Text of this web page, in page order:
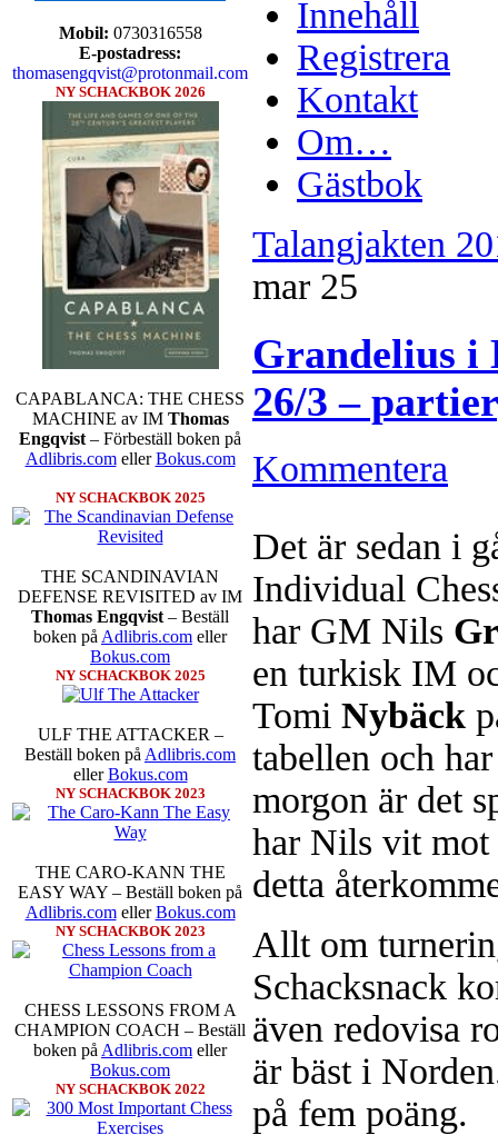
Mobil: 0730316558
E-postadress:
thomasengqvist@protonmail.com
NY SCHACKBOK 2026
CAPABLANCA: THE CHESS
MACHINE av IM Thomas
Engqvist – Förbeställ boken på
Adlibris.comellerBokus.com
NY SCHACKBOK 2025
THE SCANDINAVIAN
DEFENSE REVISITED av IM
Thomas Engqvist – Beställ
boken på Adlibris.com eller
Bokus.com
NY SCHACKBOK 2025
ULF THE ATTACKER –
Beställ boken på Adlibris.com
ellerBokus.com
NY SCHACKBOK 2023
THE CARO-KANN THE
EASY WAY – Beställ boken på
Adlibris.comellerBokus.com
NY SCHACKBOK 2023
CHESS LESSONS FROM A
CHAMPION COACH – Beställ
boken på Adlibris.com eller
Bokus.com
NY SCHACKBOK 2022
Innehåll
Registrera
Kontakt
Om…
Gästbok
Talangjakten
mar 25
Grandelius i
26/3 –
Kommentera
Det är sedan i
Individual
har GM Nils
en turkisk IM
Tomi Nybäck
tabellen och
morgon är det
har Nils vit
detta
Allt om
Schacksnack
även redovisa
är bäst i
på fem poäng.